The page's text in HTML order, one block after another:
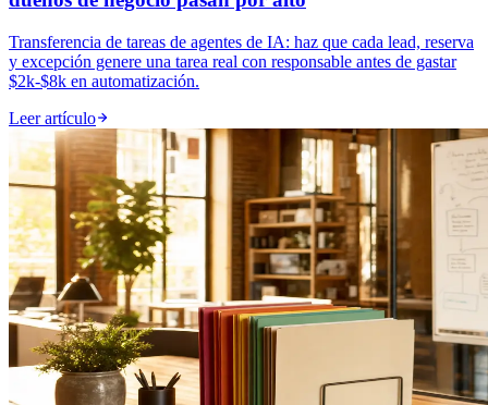
Transferencia de tareas de agentes de IA: haz que cada lead, reserva
y excepción genere una tarea real con responsable antes de gastar
$2k-$8k en automatización.
Leer artículo